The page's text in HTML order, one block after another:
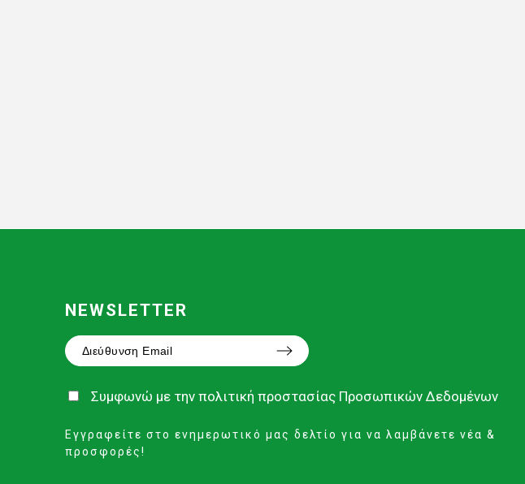
NEWSLETTER
Συμφωνώ με την πολιτική προστασίας Προσωπικών Δεδομένων
Εγγραφείτε στο ενημερωτικό μας δελτίο για να λαμβάνετε νέα &
προσφορές!